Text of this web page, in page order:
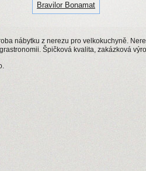
Bravilor Bonamat
nábytku z nerezu pro velkokuchyně.
Špičková kvalita, zakázková